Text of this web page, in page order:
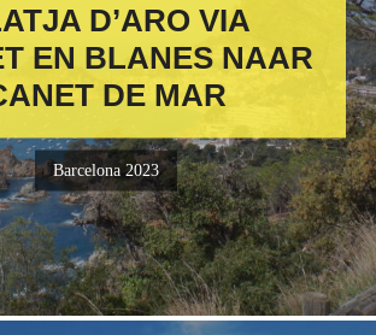
D’ARO VIA
EN BLANES NAAR
DE MAR
Barcelona 2023